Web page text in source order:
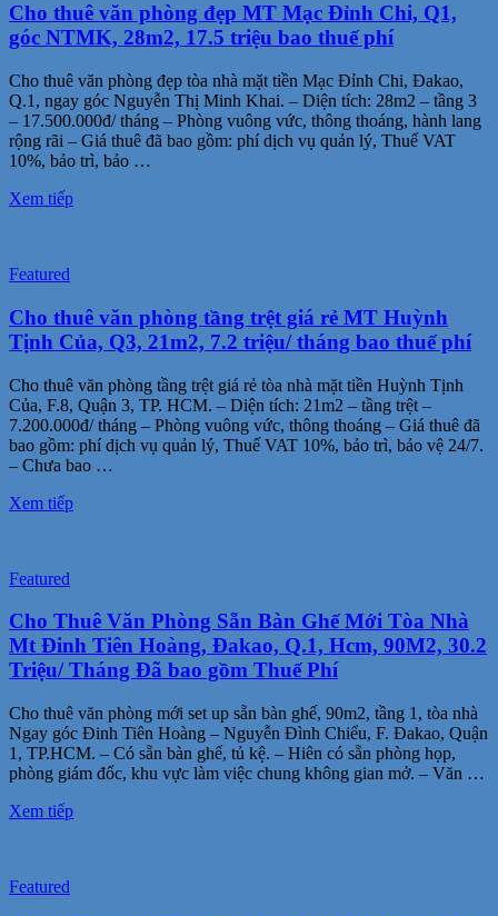
Cho thuê văn phòng đẹp MT Mạc Đỉnh Chi, Q1,
góc NTMK, 28m2, 17.5 triệu bao thuế phí
Cho thuê văn phòng đẹp tòa nhà mặt tiền Mạc Đỉnh Chi, Đakao,
Q.1, ngay góc Nguyễn Thị Minh Khai. – Diện tích: 28m2 – tầng 3
– 17.500.000đ/ tháng – Phòng vuông vức, thông thoáng, hành lang
rộng rãi – Giá thuê đã bao gồm: phí dịch vụ quản lý, Thuế VAT
10%, bảo trì, bảo …
Xem tiếp
Featured
Cho thuê văn phòng tầng trệt giá rẻ MT Huỳnh
Tịnh Của, Q3, 21m2, 7.2 triệu/ tháng bao thuế phí
Cho thuê văn phòng tầng trệt giá rẻ tòa nhà mặt tiền Huỳnh Tịnh
Của, F.8, Quận 3, TP. HCM. – Diện tích: 21m2 – tầng trệt –
7.200.000đ/ tháng – Phòng vuông vức, thông thoáng – Giá thuê đã
bao gồm: phí dịch vụ quản lý, Thuế VAT 10%, bảo trì, bảo vệ 24/7.
– Chưa bao …
Xem tiếp
Featured
Cho Thuê Văn Phòng Sẵn Bàn Ghế Mới Tòa Nhà
Mt Đinh Tiên Hoàng, Đakao, Q.1, Hcm, 90M2, 30.2
Triệu/ Tháng Đã bao gồm Thuế Phí
Cho thuê văn phòng mới set up sẵn bàn ghế, 90m2, tầng 1, tòa nhà
Ngay góc Đinh Tiên Hoàng – Nguyễn Đình Chiểu, F. Đakao, Quận
1, TP.HCM. – Có sẵn bàn ghế, tủ kệ. – Hiên có sẵn phòng họp,
phòng giám đốc, khu vực làm việc chung không gian mở. – Văn …
Xem tiếp
Featured